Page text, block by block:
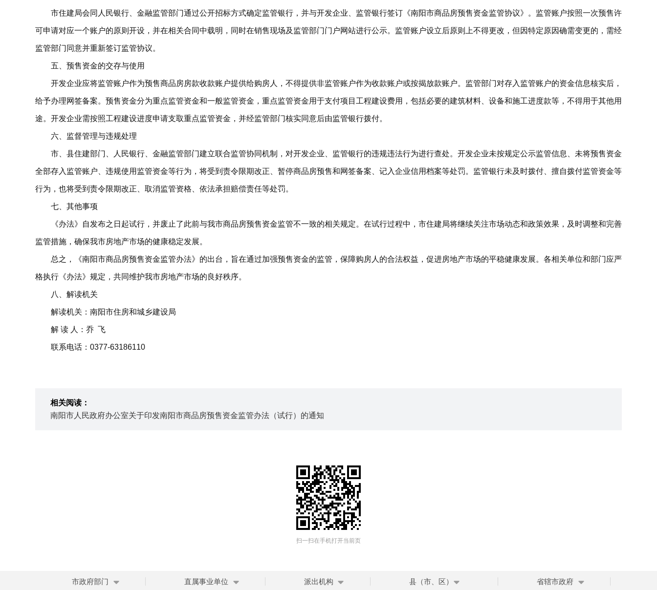
市住建局会同人民银行、金融监管部门通过公开招标方式确定监管银行，并与开发企业、监管银行签订《南阳市商品房预售资金监管协议》。监管账户按照一次预售许
可申请对应一个账户的原则开设，并在相关合同中载明，同时在销售现场及监管部门门户网站进行公示。监管账户设立后原则上不得更改，但因特定原因确需变更的，需经
监管部门同意并重新签订监管协议。
五、预售资金的交存与使用
开发企业应将监管账户作为预售商品房房款收款账户提供给购房人，不得提供非监管账户作为收款账户或按揭放款账户。监管部门对存入监管账户的资金信息核实后，
给予办理网签备案。预售资金分为重点监管资金和一般监管资金，重点监管资金用于支付项目工程建设费用，包括必要的建筑材料、设备和施工进度款等，不得用于其他用
途。开发企业需按照工程建设进度申请支取重点监管资金，并经监管部门核实同意后由监管银行拨付。
六、监督管理与违规处理
市、县住建部门、人民银行、金融监管部门建立联合监管协同机制，对开发企业、监管银行的违规违法行为进行查处。开发企业未按规定公示监管信息、未将预售资金
全部存入监管账户、违规使用监管资金等行为，将受到责令限期改正、暂停商品房预售和网签备案、记入企业信用档案等处罚。监管银行未及时拨付、擅自拨付监管资金等
行为，也将受到责令限期改正、取消监管资格、依法承担赔偿责任等处罚。
七、其他事项
《办法》自发布之日起试行，并废止了此前与我市商品房预售资金监管不一致的相关规定。在试行过程中，市住建局将继续关注市场动态和政策效果，及时调整和完善
监管措施，确保我市房地产市场的健康稳定发展。
总之，《南阳市商品房预售资金监管办法》的出台，旨在通过加强预售资金的监管，保障购房人的合法权益，促进房地产市场的平稳健康发展。各相关单位和部门应严
格执行《办法》规定，共同维护我市房地产市场的良好秩序。
八、解读机关
解读机关：南阳市住房和城乡建设局
解 读 人：乔 飞
联系电话：0377-63186110
相关阅读：
南阳市人民政府办公室关于印发南阳市商品房预售资金监管办法（试行）的通知
扫一扫在手机打开当前页
市政府部门 直属事业单位 派出机构 县（市、区） 省辖市政府